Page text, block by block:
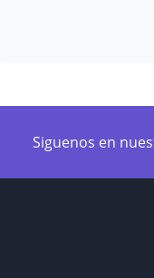
Siguenos en